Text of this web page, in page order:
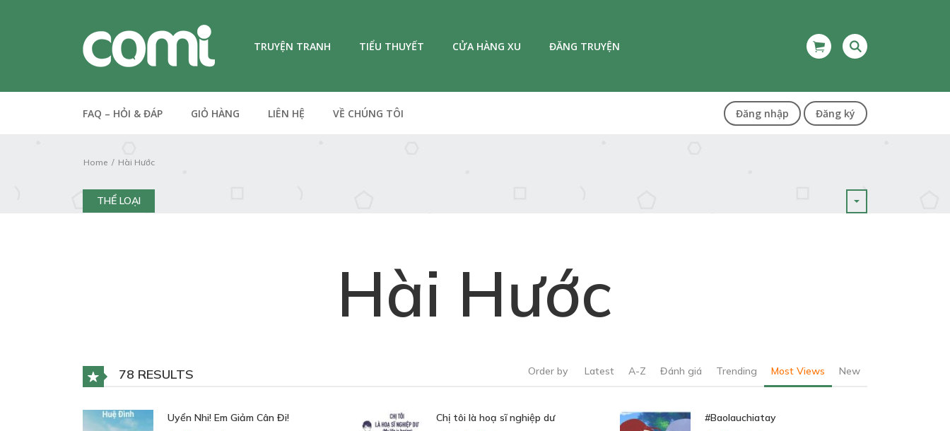
TRUYỆN TRANH TIỂU THUYẾT CỬA HÀNG XU ĐĂNG TRUYỆN
FAQ – HỎI & ĐÁP GIỎ HÀNG LIÊN HỆ VỀ CHÚNG TÔI Đăng nhập Đăng ký
Home Hài Hước
THỂ LOẠI
Hài Hước
78 RESULTS Order by Latest A-Z Đánh giá Trending Most Views New
Uyển Nhi! Em Giảm Cân Đi! Chị tôi là hoạ sĩ nghiệp dư #Baolauchiatay